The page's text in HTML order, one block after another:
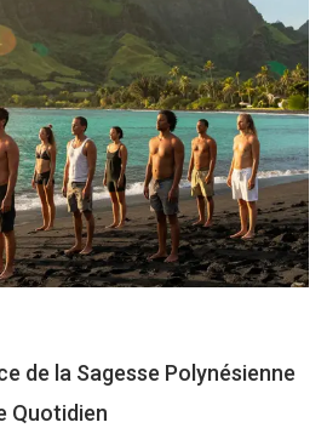
de la Sagesse Polynésienne
Quotidien